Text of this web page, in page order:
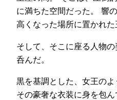
に満ちた空間だった。 響
高くなった場所に置かれた
そして、そこに座る人物
呑んだ。
黒を基調とした、女王のよ
その豪奢な衣装に身を包